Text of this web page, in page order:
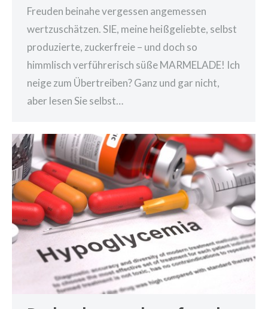
Freuden beinahe vergessen angemessen
wertzuschätzen. SIE, meine heißgeliebte, selbst
produzierte, zuckerfreie – und doch so
himmlisch verführerisch süße MARMELADE! Ich
neige zum Übertreiben? Ganz und gar nicht,
aber lesen Sie selbst…